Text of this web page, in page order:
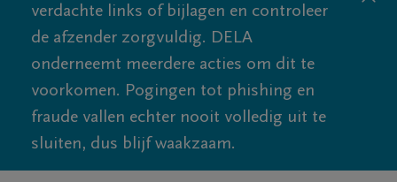
verdachte links of bijlagen en controleer
de afzender zorgvuldig. DELA
onderneemt meerdere acties om dit te
voorkomen. Pogingen tot phishing en
fraude vallen echter nooit volledig uit te
sluiten, dus blijf waakzaam.